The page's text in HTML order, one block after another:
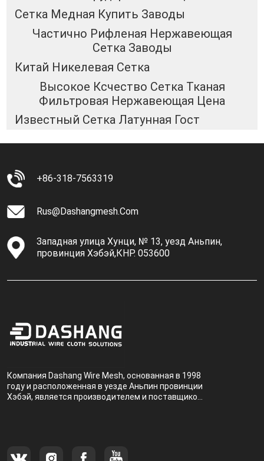
Сетка Медная Купить Заводы
Частично Рифленая Нержавеющая
Сетка Заводы
Китай Никелевая Сетка
Высокое Ксчество Сетка Тканая
Фильтровая Нержавеющая Цена
Известный Сетка Латунная Гост
+86-318-7563319
Rus@dashangmesh.com
Западная улица Хунци, № 13, уезд Аньпин,
провинция Хэбэй,КНР. 053600
Компания Dashang Wire Mesh, основанная в 1998
году и расположенная в уезде Аньпин провинции
Хэбэй, является производителем и поставщиком,